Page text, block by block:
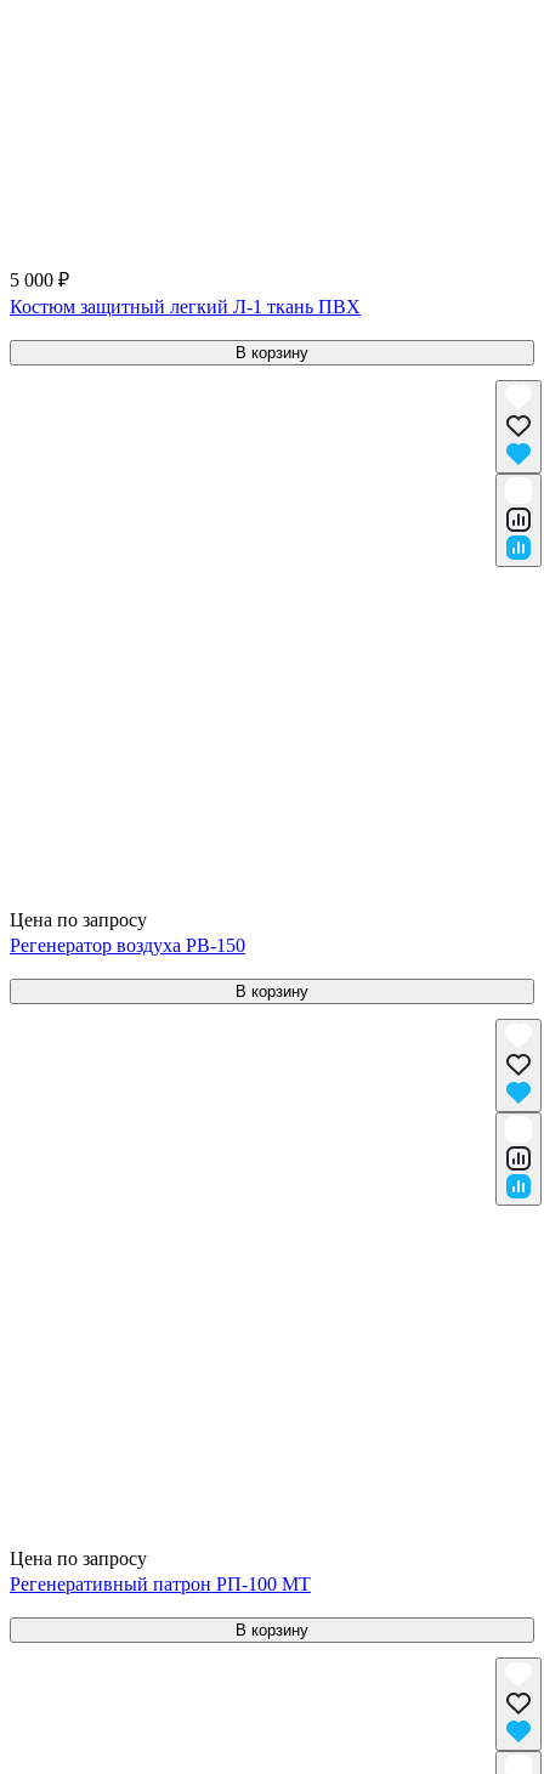
5 000 ₽
Костюм защитный легкий Л-1 ткань ПВХ
В корзину
Цена по запросу
Регенератор воздуха РВ-150
В корзину
Цена по запросу
Регенеративный патрон РП-100 МТ
В корзину